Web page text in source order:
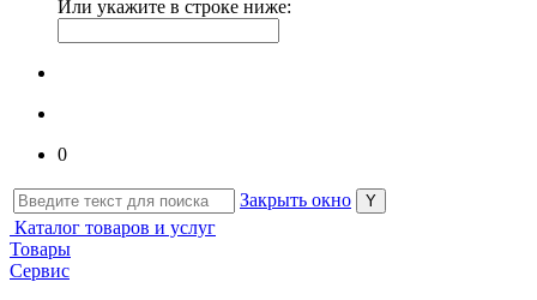
Или укажите в строке ниже:
0
Закрыть окно
Каталог товаров и услуг
Товары
Сервис